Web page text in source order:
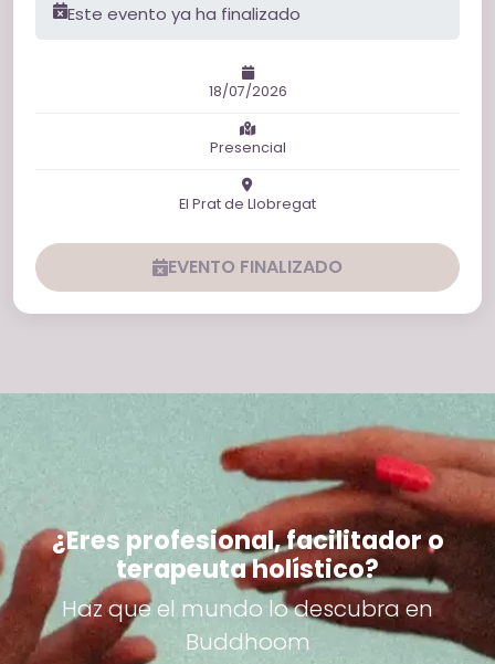
Este evento ya ha finalizado
18/07/2026
Presencial
El Prat de Llobregat
EVENTO FINALIZADO
¿Eres profesional, facilitador o
terapeuta holístico?
Haz que el mundo lo descubra en
Buddhoom